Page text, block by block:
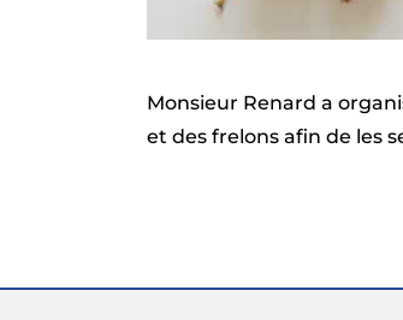
Monsieur Renard a
et des frelons afin de les